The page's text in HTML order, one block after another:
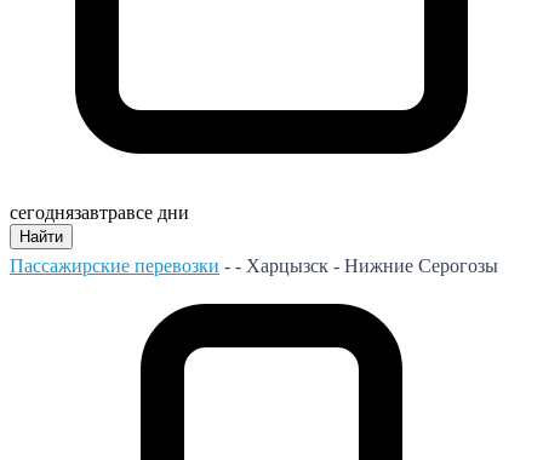
сегоднязавтравсе дни
Найти
Пассажирские перевозки - - Харцызск - Нижние Серогозы